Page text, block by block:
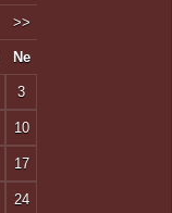
>>
Ne
3
10
17
24